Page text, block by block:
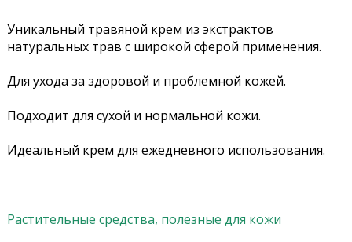
Уникальный травяной крем из экстрактов
натуральных трав с широкой сферой применения.
Для ухода за здоровой и проблемной кожей.
Подходит для сухой и нормальной кожи.
Идеальный крем для ежедневного использования.
Растительные средства, полезные для кожи